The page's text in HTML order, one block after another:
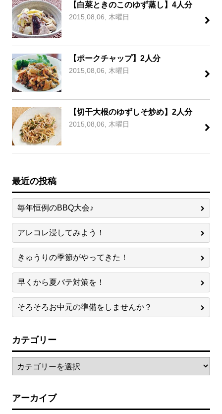
【白菜ときのこのゆず蒸し】4人分
2015,08,06, 木曜日
【ポークチャップ】2人分
2015,08,06, 木曜日
【切干大根のゆずしそ炒め】2人分
2015,08,06, 木曜日
最近の投稿
毎年恒例のBBQ大会♪
アレコレ浸してみよう！
きゅうりの季節がやってきた！
早くから夏バテ対策を！
そろそろお中元の準備をしませんか？
カテゴリー
アーカイブ